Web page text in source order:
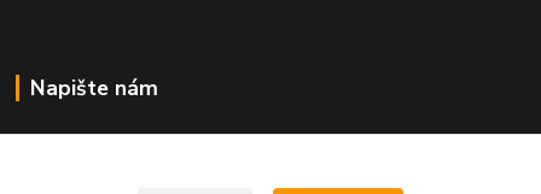
Napište nám